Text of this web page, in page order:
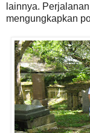
lainnya.
mengungkapkan